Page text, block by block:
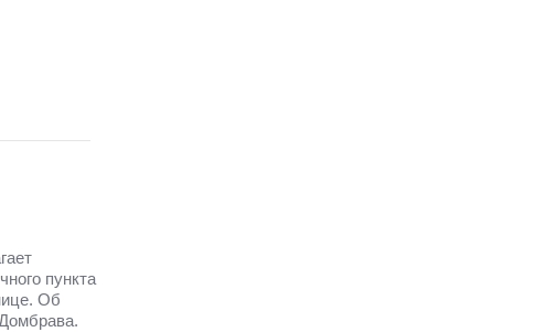
пункта
Об